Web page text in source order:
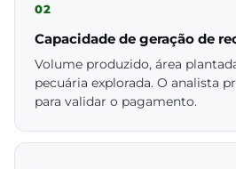
02
Capacidade de geração de
Volume produzido, área
pecuária explorada. O analista
para validar o pagamento.